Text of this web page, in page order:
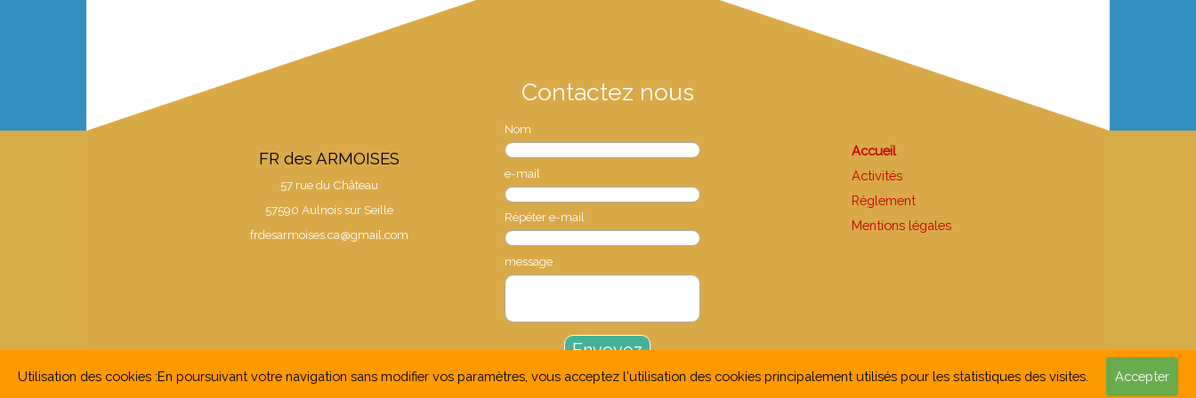
Nom
e-mail
Répéter e-mail
message
Accueil
Activités
Réglement
Mentions légales
FR des ARMOISES
57 rue du Château
57590 Aulnois sur Seille
frdesarmoises.ca@gmail.com
Contactez nous
Utilisation des cookies :En poursuivant votre navigation sans modifier vos paramètres, vous acceptez l'utilisation des cookies principalement utilisés pour les statistiques des visites. Accepter